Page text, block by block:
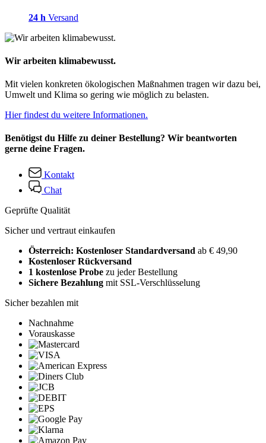
24 h Versand
Wir arbeiten klimabewusst.
Mit vielen konkreten ökologischen Maßnahmen tragen wir dazu bei,
Umwelt und Klima so gering wie möglich zu belasten.
Hier findest du weitere Informationen.
Benötigst du Hilfe zu deiner Bestellung? Wir beantworten
gerne deine Fragen.
Kontakt
Chat
Geprüfte Qualität
Sicher und vertraut einkaufen
Österreich: Kostenloser Standardversand ab € 49,90
Kostenloser Rückversand
1 kostenlose Probe zu jeder Bestellung
Sichere Bezahlung mit SSL-Verschlüsselung
Sicher bezahlen mit
Nachnahme
Vorauskasse